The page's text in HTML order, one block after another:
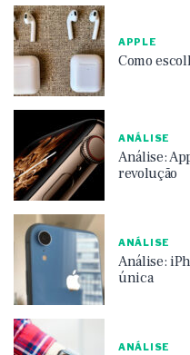
APPLE
Como
ANÁLISE
Análise:
revolução
ANÁLISE
Análise:
única
ANÁLISE